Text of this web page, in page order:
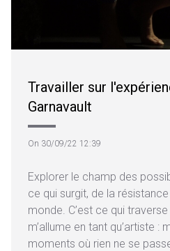
Travailler sur
Garnavault
On 30/09/22 12:39
Explorer le champ des
ce qui surgit, de la
monde. C’est ce qui
m’allume en tant qu’artiste :
moments où rien ne se